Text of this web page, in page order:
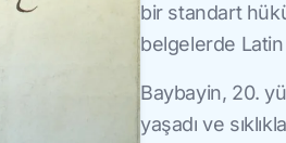
bir standart
belgelerde Latin
Baybayin, 20.
yaşadı ve